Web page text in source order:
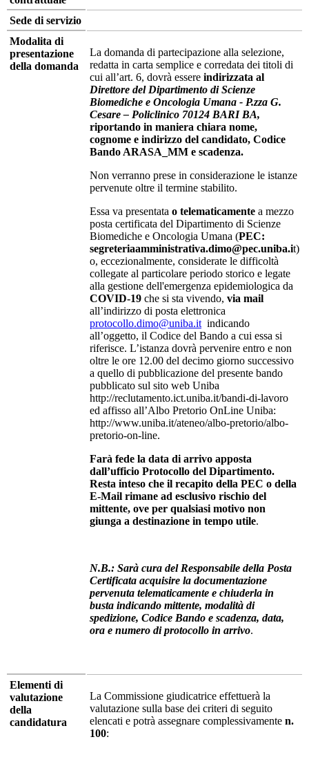
Sede di servizio
Modalita di
presentazione
della domanda
La domanda di partecipazione alla selezione,
redatta in carta semplice e corredata dei titoli di
cui all’art. 6, dovrà essere indirizzata al
Direttore del Dipartimento di Scienze
Biomediche e Oncologia Umana - P.zza G.
Cesare – Policlinico 70124 BARI BA,
riportando in maniera chiara nome,
cognome e indirizzo del candidato, Codice
Bando ARASA_MM e scadenza.
Non verranno prese in considerazione le istanze
pervenute oltre il termine stabilito.
Essa va presentata o telematicamente a mezzo
posta certificata del Dipartimento di Scienze
Biomediche e Oncologia Umana (PEC:
segreteriaamministrativa.dimo@pec.uniba.it)
o, eccezionalmente, considerate le difficoltà
collegate al particolare periodo storico e legate
alla gestione dell'emergenza epidemiologica da
COVID-19 che si sta vivendo, via mail
all’indirizzo di posta elettronica
protocollo.dimo@uniba.it indicando
all’oggetto, il Codice del Bando a cui essa si
riferisce. L’istanza dovrà pervenire entro e non
oltre le ore 12.00 del decimo giorno successivo
a quello di pubblicazione del presente bando
pubblicato sul sito web Uniba
http://reclutamento.ict.uniba.it/bandi-di-lavoro
ed affisso all’Albo Pretorio OnLine Uniba:
http://www.uniba.it/ateneo/albo-pretorio/albo-
pretorio-on-line.
Farà fede la data di arrivo apposta
dall’ufficio Protocollo del Dipartimento.
Resta inteso che il recapito della PEC o della
E-Mail rimane ad esclusivo rischio del
mittente, ove per qualsiasi motivo non
giunga a destinazione in tempo utile.
N.B.: Sarà cura del Responsabile della Posta
Certificata acquisire la documentazione
pervenuta telematicamente e chiuderla in
busta indicando mittente, modalità di
spedizione, Codice Bando e scadenza, data,
ora e numero di protocollo in arrivo.
Elementi di
valutazione
della
candidatura
La Commissione giudicatrice effettuerà la
valutazione sulla base dei criteri di seguito
elencati e potrà assegnare complessivamente n.
100: